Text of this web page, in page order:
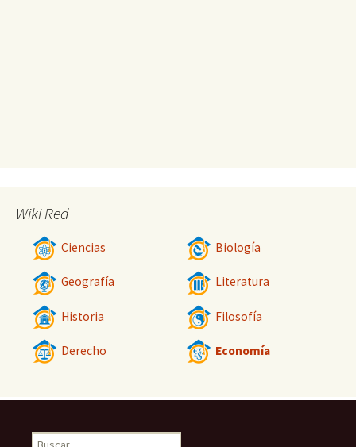
Wiki Red
Ciencias Biología
Geografía Literatura
Historia Filosofía
Derecho Economía
Buscar: